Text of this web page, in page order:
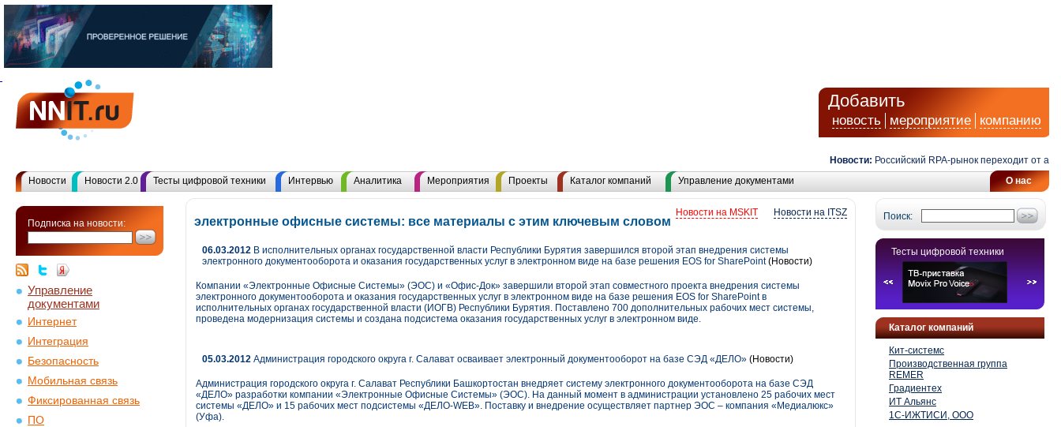
Добавить
новость мероприятие компанию
Новости: Российский RPA-рынок переходит от
О нас
Новости Новости 2.0 Тесты цифровой техники Интервью Аналитика Мероприятия Проекты Каталог компаний Управление документами
Подписка на новости:
Управление
документами
Интернет
Интеграция
Безопасность
Мобильная связь
Фиксированная связь
ПО
Поиск:
Тесты цифровой техники
Каталог компаний
Кит-системс
Производственная группа
REMER
Градиентех
ИТ Альянс
1С-ИЖТИСИ, ООО
Новости на ITSZ
Новости на MSKIT
электронные офисные системы: все материалы с этим ключевым словом
06.03.2012 В исполнительных органах государственной власти Республики Бурятия завершился второй этап внедрения системы
электронного документооборота и оказания государственных услуг в электронном виде на базе решения EOS for SharePoint(Новости)
Компании «Электронные Офисные Системы» (ЭОС) и «Офис-Док» завершили второй этап совместного проекта внедрения системы
электронного документооборота и оказания государственных услуг в электронном виде на базе решения EOS for SharePoint в
исполнительных органах государственной власти (ИОГВ) Республики Бурятия. Поставлено 700 дополнительных рабочих мест системы,
проведена модернизация системы и создана подсистема оказания государственных услуг в электронном виде.
05.03.2012 Администрация городского округа г. Салават осваивает электронный документооборот на базе СЭД «ДЕЛО» (Новости)
Администрация городского округа г. Салават Республики Башкортостан внедряет систему электронного документооборота на базе СЭД
«ДЕЛО» разработки компании «Электронные Офисные Системы» (ЭОС). На данный момент в администрации установлено 25 рабочих мест
системы «ДЕЛО» и 15 рабочих мест подсистемы «ДЕЛО-WEB». Поставку и внедрение осуществляет партнер ЭОС – компания «Медиалюкс»
(Уфа).